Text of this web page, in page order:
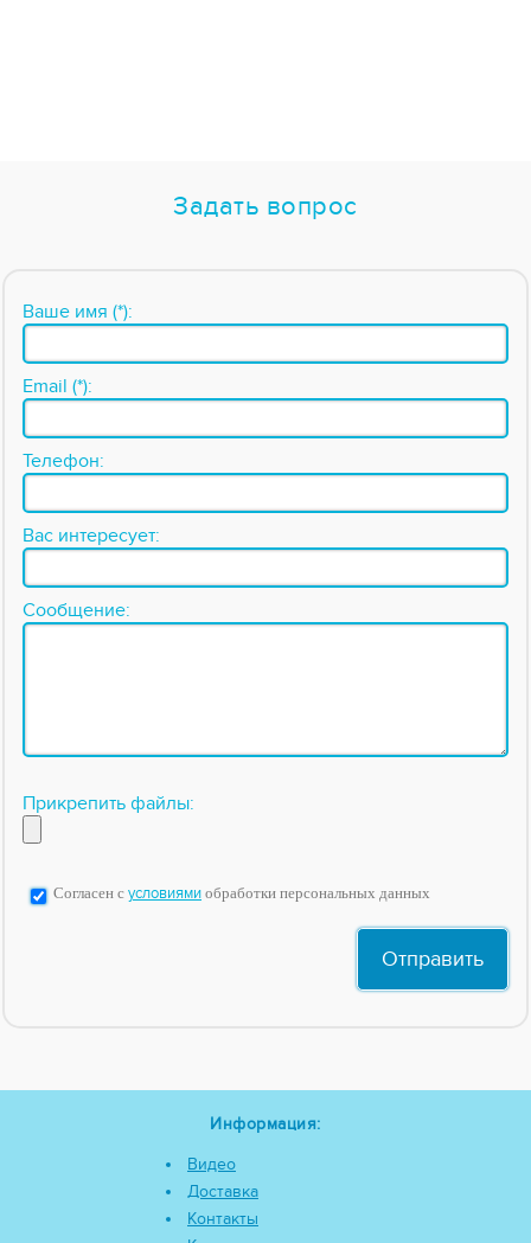
Задать вопрос
Ваше имя (*):
Email (*):
Телефон:
Вас интересует:
Сообщение:
Прикрепить файлы:
Согласен с условиями обработки персональных данных
Информация:
Видео
Доставка
Контакты